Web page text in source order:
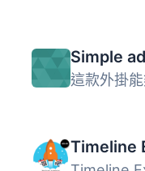
Simple